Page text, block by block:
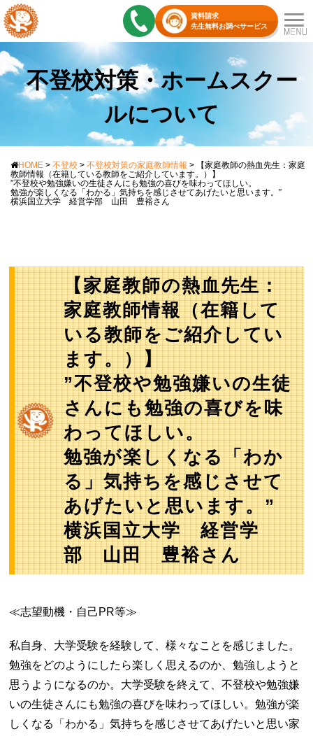
資料請求
先生無料お調べサービス
不登校対策・ホームスクー
ルについて
HOME > 不登校 > 不登校対策の家庭教師情報 >
【家庭教師の熱血先生：家庭
教師情報（在籍している教師をご紹介しています。）】
”不登校や勉強嫌いの生徒さんにも勉強の喜びを味わってほしい。
勉強が楽しくなる「わかる」気持ちを感じさせてあげたいと思います。”
横浜国立大学 経営学部 山田 豊裕さん
【家庭教師の熱血先生：
家庭教師情報（在籍して
いる教師をご紹介してい
ます。）】
”不登校や勉強嫌いの生徒
さんにも勉強の喜びを味
わってほしい。
勉強が楽しくなる「わか
る」気持ちを感じさせて
あげたいと思います。”
横浜国立大学 経営学
部 山田 豊裕さん
≪志望動機・自己PR等≫
私自身、大学受験を経験して、様々なことを感じました。
勉強をどのようにしたら楽しく思えるのか、勉強しようと
思うようになるのか。大学受験を終えて、不登校や勉強嫌
いの生徒さんにも勉強の喜びを味わってほしい。勉強が楽
しくなる「わかる」気持ちを感じさせてあげたいと思い家